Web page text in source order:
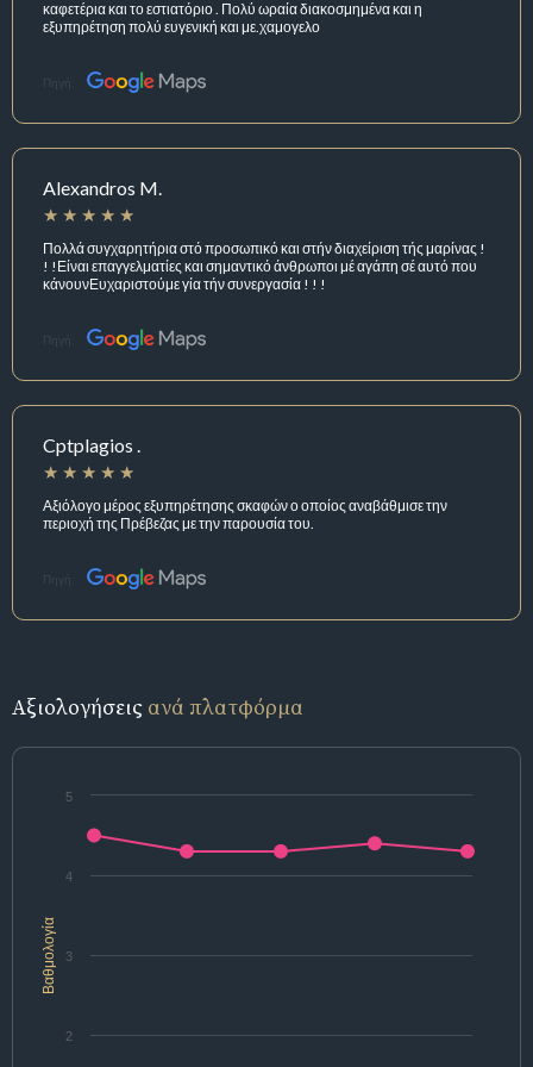
καφετέρια και το εστιατόριο . Πολύ ωραία διακοσμημένα και η
εξυπηρέτηση πολύ ευγενική και με.χαμογελο
Πηγή:
Alexandros M.
Πολλά συγχαρητήρια στό προσωπικό και στήν διαχείριση τής μαρίνας !
! !Είναι επαγγελματίες και σημαντικό άνθρωποι μέ αγάπη σέ αυτό που
κάνουνΕυχαριστούμε γία τήν συνεργασία ! ! !
Πηγή:
Cptplagios .
Αξιόλογο μέρος εξυπηρέτησης σκαφών ο οποίος αναβάθμισε την
περιοχή της Πρέβεζας με την παρουσία του.
Πηγή:
Αξιολογήσεις ανά πλατφόρμα
Βαθμολογία
2
3
4
5